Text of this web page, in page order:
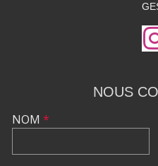
NOUS
NOM *